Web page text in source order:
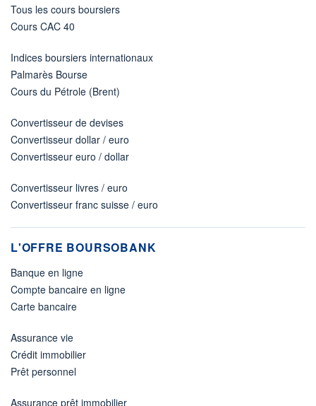
Tous les cours boursiers
Cours CAC 40
Indices boursiers internationaux
Palmarès Bourse
Cours du Pétrole (Brent)
Convertisseur de devises
Convertisseur dollar / euro
Convertisseur euro / dollar
Convertisseur livres / euro
Convertisseur franc suisse / euro
L'OFFRE BOURSOBANK
Banque en ligne
Compte bancaire en ligne
Carte bancaire
Assurance vie
Crédit immobilier
Prêt personnel
Assurance prêt immobilier